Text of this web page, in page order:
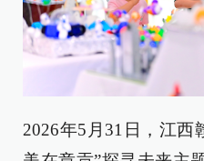
2026年5月31日，江西